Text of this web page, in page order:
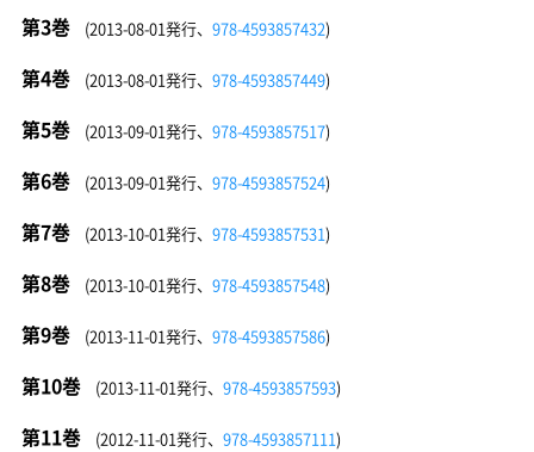
第3巻 (2013-08-01発行、 978-4593857432)
第4巻 (2013-08-01発行、 978-4593857449)
第5巻 (2013-09-01発行、 978-4593857517)
第6巻 (2013-09-01発行、 978-4593857524)
第7巻 (2013-10-01発行、 978-4593857531)
第8巻 (2013-10-01発行、 978-4593857548)
第9巻 (2013-11-01発行、 978-4593857586)
第10巻 (2013-11-01発行、 978-4593857593)
第11巻 (2012-11-01発行、 978-4593857111)